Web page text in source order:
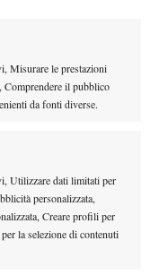
Misurare le prestazioni
Comprendere il pubblico
da fonti diverse.
Utilizzare dati limitati per
personalizzata,
Creare profili per
la selezione di contenuti
di impressionanti
conquistati contro
classifica. Dalla crisi
mai più ripreso e, sui
nel suo torneo di
vinse tre partite e
dopo venne
per una strana
tempo, la caduta dei